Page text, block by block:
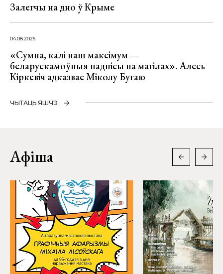
Залегчы на дно ў Крыме
04.08.2026
«Сумна, калі наш максімум —
беларускамоўныя надпісы на магілах». Алесь
Кіркевіч адказвае Міколу Бугаю
ЧЫТАЦЬ ЯШЧЭ
Афіша